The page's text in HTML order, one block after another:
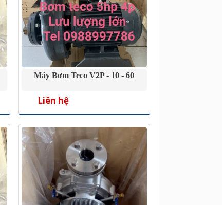
Máy Bơm Teco V2P - 10 - 60
Liên hệ